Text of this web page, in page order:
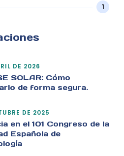
1
DE 2026
SOLAR: Cómo
de forma segura.
DE 2025
en el 101 Congreso de la
Española de